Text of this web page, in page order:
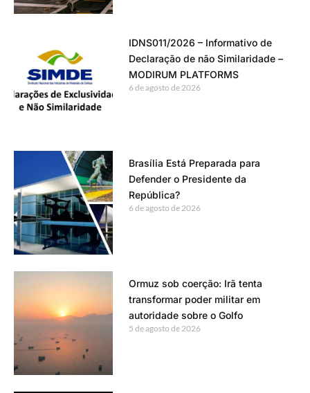
IDNS011/2026 – Informativo de
Declaração de não Similaridade –
MODIRUM PLATFORMS
6 de agosto de 2026
Brasília Está Preparada para
Defender o Presidente da
República?
6 de agosto de 2026
Ormuz sob coerção: Irã tenta
transformar poder militar em
autoridade sobre o Golfo
5 de agosto de 2026